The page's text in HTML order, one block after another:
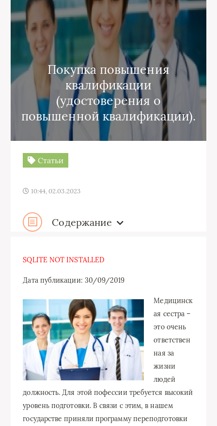
Покупка повышения
квалификации
(удостоверения о
повышенной квалификации).
Статьи
10:44, 02.03.2023
Содержание
SQLITE NOT INSTALLED
Дата публикации: 30/09/2019
Медицинск
ая сестра –
это очень
ответствен
ная за
жизни
людей
должность. Для этой пофессии требуется высокий
уровень подготовки. В связи с этим, в нашем
государстве приняли программу переподготовки